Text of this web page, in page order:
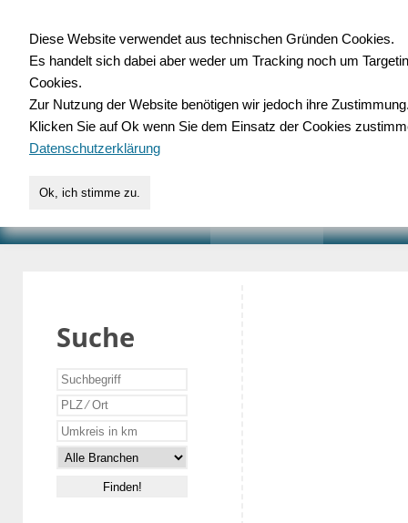
für Handwerk,
Suche
Diese Website verwendet aus technischen Gründen Cookies.
Es handelt sich dabei aber weder um Tracking noch um
Cookies.
Zur Nutzung der Website benötigen wir jedoch ihre
Klicken Sie auf Ok wenn Sie dem Einsatz der Cookies
Datenschutzerklärung
Ok, ich stimme zu.